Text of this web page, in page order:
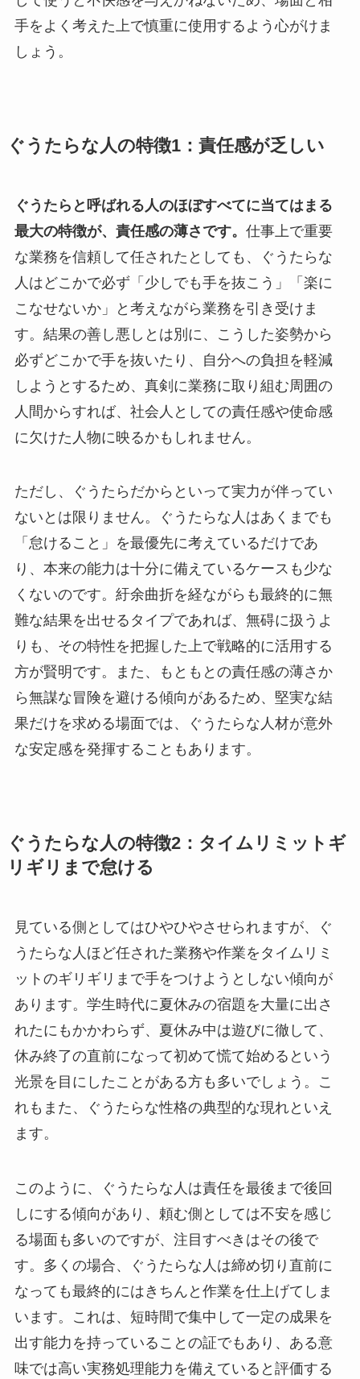
手をよく考えた上で慎重に使用するよう心がけま
しょう。
ぐうたらな人の特徴1：責任感が乏しい
ぐうたらと呼ばれる人のほぼすべてに当てはまる
最大の特徴が、責任感の薄さです。 仕事上で重要
な業務を信頼して任されたとしても、ぐうたらな
人はどこかで必ず「少しでも手を抜こう」「楽に
こなせないか」と考えながら業務を引き受けま
す。結果の善し悪しとは別に、こうした姿勢から
必ずどこかで手を抜いたり、自分への負担を軽減
しようとするため、真剣に業務に取り組む周囲の
人間からすれば、社会人としての責任感や使命感
に欠けた人物に映るかもしれません。
ただし、ぐうたらだからといって実力が伴ってい
ないとは限りません。ぐうたらな人はあくまでも
「怠けること」を最優先に考えているだけであ
り、本来の能力は十分に備えているケースも少な
くないのです。紆余曲折を経ながらも最終的に無
難な結果を出せるタイプであれば、無碍に扱うよ
りも、その特性を把握した上で戦略的に活用する
方が賢明です。また、もともとの責任感の薄さか
ら無謀な冒険を避ける傾向があるため、堅実な結
果だけを求める場面では、ぐうたらな人材が意外
な安定感を発揮することもあります。
ぐうたらな人の特徴2：タイムリミットギ
リギリまで怠ける
見ている側としてはひやひやさせられますが、ぐ
うたらな人ほど任された業務や作業をタイムリミ
ットのギリギリまで手をつけようとしない傾向が
あります。学生時代に夏休みの宿題を大量に出さ
れたにもかかわらず、夏休み中は遊びに徹して、
休み終了の直前になって初めて慌て始めるという
光景を目にしたことがある方も多いでしょう。こ
れもまた、ぐうたらな性格の典型的な現れといえ
ます。
このように、ぐうたらな人は責任を最後まで後回
しにする傾向があり、頼む側としては不安を感じ
る場面も多いのですが、注目すべきはその後で
す。多くの場合、ぐうたらな人は締め切り直前に
なっても最終的にはきちんと作業を仕上げてしま
います。これは、短時間で集中して一定の成果を
出す能力を持っていることの証でもあり、ある意
味では高い実務処理能力を備えていると評価する